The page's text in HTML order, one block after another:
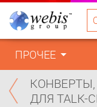
ПРОЧЕЕ
ДЛЯ TALK-